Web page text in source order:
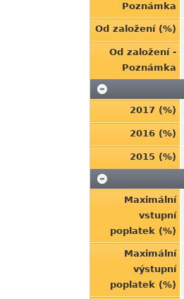
Poznámka
Od založení (%)
Od založení -
Poznámka
2017 (%)
2016 (%)
2015 (%)
Maximální
vstupní
poplatek (%)
Maximální
výstupní
poplatek (%)